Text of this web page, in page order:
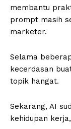
membantu
prompt masih
marketer.
Selama
kecerdasan
topik hangat.
Sekarang, AI
kehidupan